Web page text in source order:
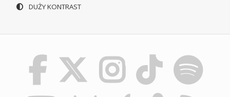
DUŻY KONTRAST